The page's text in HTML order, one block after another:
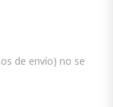
de envío) no se